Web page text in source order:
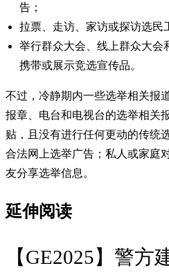
告；
拉票、走访、家访或探访选民
举行群众大会、线上群众大会
携带或展示竞选宣传品。
不过，冷静期内一些选举相关报
报章、电台和电视台的选举相关
贴，且没有进行任何更动的传统
合法网上选举广告；私人或家庭
友分享选举信息。
延伸阅读
【GE2025】警方